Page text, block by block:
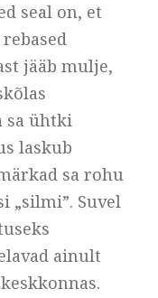
seal on, et
jääb mulje,
sa ühtki
laskub
sa rohu
„silmi”. Suvel
ainult